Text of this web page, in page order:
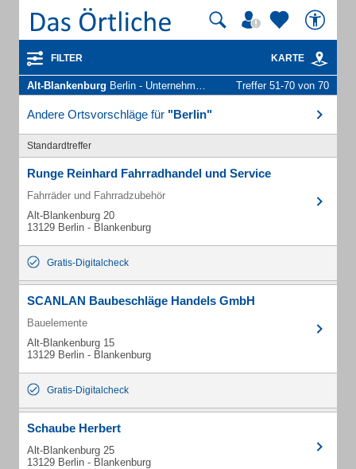
FILTER KARTE
Alt-Blankenburg Berlin - Unternehmen und Personen Treffer 51-70 von 70
Andere Ortsvorschläge für "Berlin"
Standardtreffer
Runge Reinhard Fahrradhandel und Service
Fahrräder und Fahrradzubehör
Alt-Blankenburg 20
13129 Berlin - Blankenburg
Gratis-Digitalcheck
SCANLAN Baubeschläge Handels GmbH
Bauelemente
Alt-Blankenburg 15
13129 Berlin - Blankenburg
Gratis-Digitalcheck
Schaube Herbert
Alt-Blankenburg 25
13129 Berlin - Blankenburg